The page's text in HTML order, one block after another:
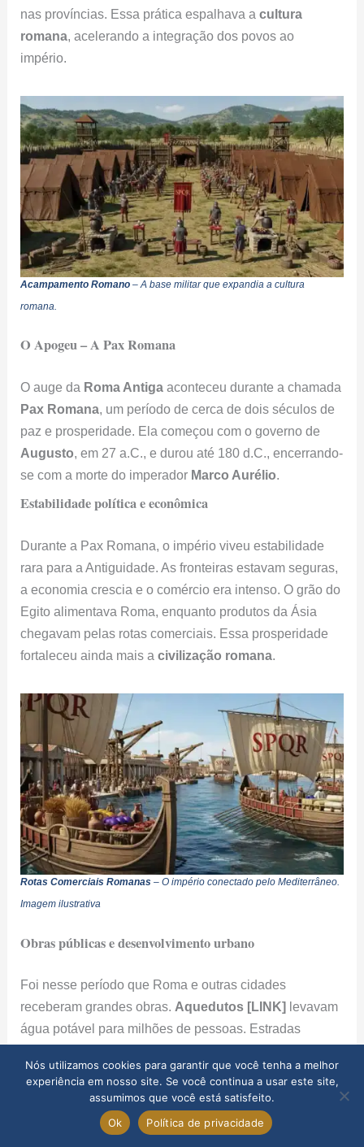
nas províncias. Essa prática espalhava acultura
romana, acelerando a integração dos povos ao
império.
Acampamento Romano – A base militar que expandia a cultura
romana.
O Apogeu – A Pax Romana
O auge da Roma Antiga aconteceu durante a chamada
Pax Romana, um período de cerca de dois séculos de
paz e prosperidade. Ela começou com o governo de
Augusto, em 27 a.C., e durou até 180 d.C., encerrando-
se com a morte do imperador Marco Aurélio.
Estabilidade política e econômica
Durante a Pax Romana, o império viveu estabilidade
rara para a Antiguidade. As fronteiras estavam seguras,
a economia crescia e o comércio era intenso. O grão do
Egito alimentava Roma, enquanto produtos da Ásia
chegavam pelas rotas comerciais. Essa prosperidade
fortaleceu ainda mais acivilização romana.
Rotas Comerciais Romanas – O império conectado pelo Mediterrâneo.
Imagem ilustrativa
Obras públicas e desenvolvimento urbano
Foi nesse período que Roma e outras cidades
receberam grandes obras. Aquedutos [LINK] levavam
água potável para milhões de pessoas. Estradas
como oPanteãoe o Coliseuforam erguidos,
mostrando a genialidade daarquitetura romana
Nós utilizamos cookies para garantir que você tenha a melhor
experiência em nosso site. Se você continua a usar este site,
assumimos que você está satisfeito.
Ok
Política de privacidade